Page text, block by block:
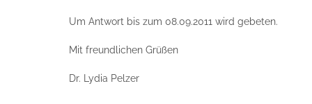
Um Antwort bis zum 08.09.2011 wird gebeten.
Mit freundlichen Grüßen
Dr. Lydia Pelzer